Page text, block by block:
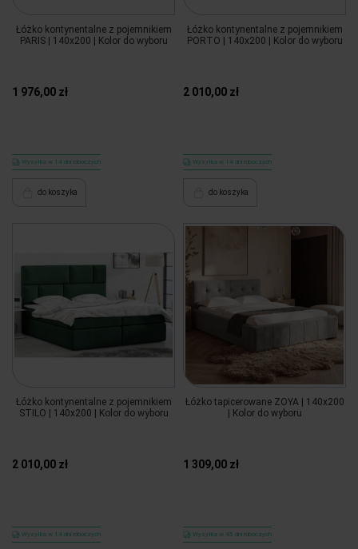
Łóżko kontynentalne z pojemnikiem
PARIS | 140x200 | Kolor do wyboru
1 976,00 zł
Wysyłka w 14 dni roboczych
do koszyka
Łóżko kontynentalne z pojemnikiem
PORTO | 140x200 | Kolor do wyboru
2 010,00 zł
Wysyłka w 14 dni roboczych
do koszyka
Łóżko kontynentalne z pojemnikiem
STILO | 140x200 | Kolor do wyboru
2 010,00 zł
Wysyłka w 14 dni roboczych
Łóżko tapicerowane ZOYA | 140x200
| Kolor do wyboru
1 309,00 zł
Wysyłka w 45 dni roboczych